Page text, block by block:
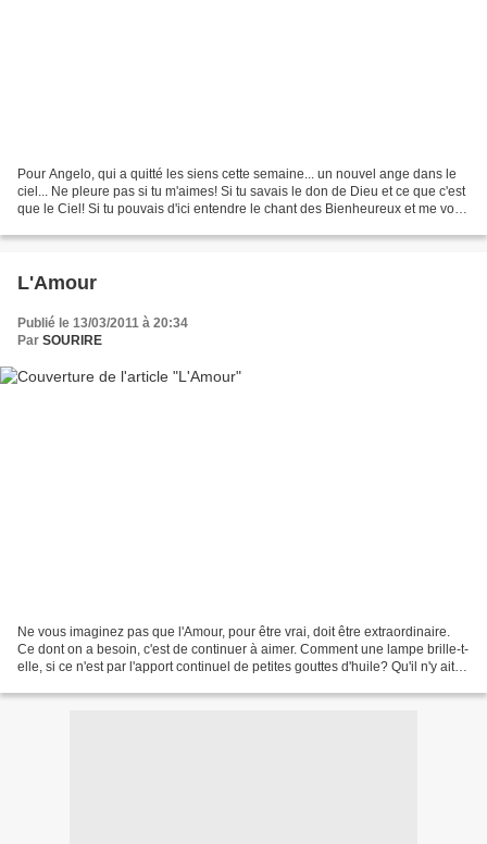
Pour Angelo, qui a quitté les siens cette semaine... un nouvel ange dans le
ciel... Ne pleure pas si tu m'aimes! Si tu savais le don de Dieu et ce que c'est
que le Ciel! Si tu pouvais d'ici entendre le chant des Bienheureux et me voir
L'Amour
Publié le 13/03/2011 à 20:34
Par SOURIRE
Ne vous imaginez pas que l'Amour, pour être vrai, doit être extraordinaire.
Ce dont on a besoin, c'est de continuer à aimer. Comment une lampe brille-t-
elle, si ce n'est par l'apport continuel de petites gouttes d'huile? Qu'il n'y ait